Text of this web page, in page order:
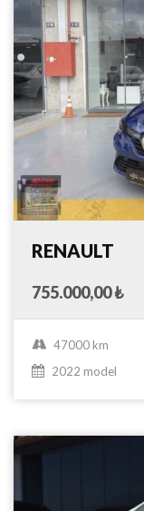
RENAULT
755.000,00 ₺
47000 km
2022 model